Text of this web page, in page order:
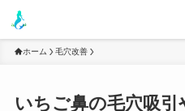
ホーム 毛穴改善
いちご鼻の毛穴吸